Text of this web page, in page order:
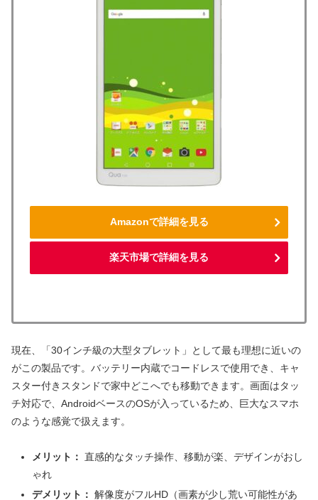
Amazonで詳細を見る
楽天市場で詳細を見る
現在、「30インチ級の大型タブレット」として最も理想に近いの
がこの製品です。バッテリー内蔵でコードレスで使用でき、キャ
スター付きスタンドで家中どこへでも移動できます。画面はタッ
チ対応で、AndroidベースのOSが入っているため、巨大なスマホ
のような感覚で扱えます。
メリット： 直感的なタッチ操作、移動が楽、デザインがおし
ゃれ
デメリット： 解像度がフルHD（画素が少し荒い可能性があ